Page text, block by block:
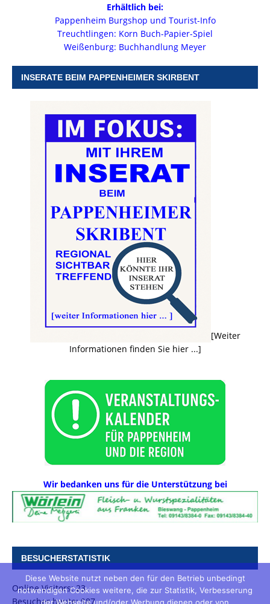
Erhältlich bei:
Pappenheim Burgshop und Tourist-Info
Treuchtlingen: Korn Buch-Papier-Spiel
Weißenburg: Buchhandlung Meyer
INSERATE BEIM PAPPENHEIMER SKIRBENT
[Weiter
Informationen finden Sie hier ...]
Wir bedanken uns für die Unterstützung bei
BESUCHERSTATISTIK
Online Visitors:23
Besucher heute:987
Diese Website nutzt neben den für den Betrieb unbedingt
notwendigen Cookies weitere, die zur Statistik, Verbesserung